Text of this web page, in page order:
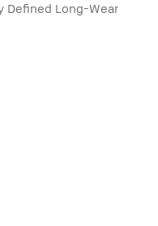
Defined Long-Wear